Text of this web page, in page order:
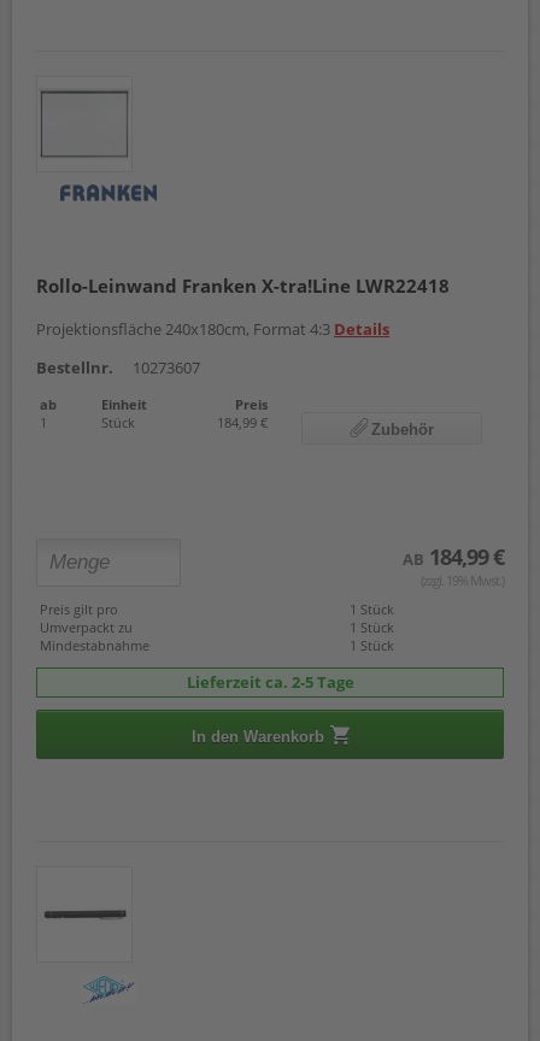
Rollo-Leinwand Franken X-tra!Line LWR22418
Projektionsfläche 240x180cm, Format 4:3 Details
Bestellnr.
10273607
ab Einheit
Preis
1
Stück 184,99 € Zubehör
AB 184,99 €
(zzgl. 19% Mwst.)
Preis gilt pro
1 Stück
Umverpackt zu
1 Stück
Mindestabnahme
1 Stück
Lieferzeit ca. 2-5 Tage
In den Warenkorb